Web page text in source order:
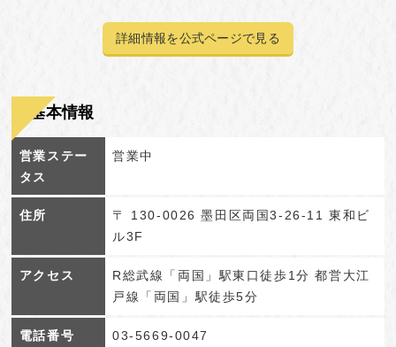
詳細情報を公式ページで見る
基本情報
営業ステー
タス
営業中
住所
〒 130-0026 墨田区両国3-26-11 東和ビ
ル3F
アクセス
R総武線「両国」駅東口徒歩1分 都営大江
戸線「両国」駅徒歩5分
電話番号 03-5669-0047